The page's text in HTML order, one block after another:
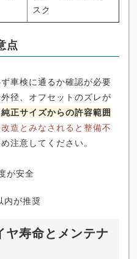
スク
点
車検に通るか確認が必要
径、オフセットのズレが
純正サイズからの許容範囲
造とみなされると整備不
注意してください。
が安全
内が推奨
寿命とメンテナ